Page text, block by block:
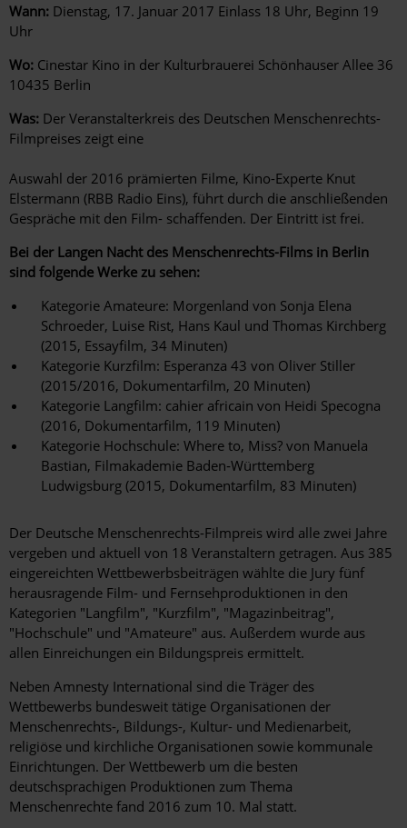
Wann: Dienstag, 17. Januar 2017 Einlass 18 Uhr, Beginn 19
Uhr
Wo: Cinestar Kino in der Kulturbrauerei Schönhauser Allee 36
10435 Berlin
Was: Der Veranstalterkreis des Deutschen Menschenrechts-
Filmpreises zeigt eine
Auswahl der 2016 prämierten Filme, Kino-Experte Knut
Elstermann (RBB Radio Eins), führt durch die anschließenden
Gespräche mit den Film- schaffenden. Der Eintritt ist frei.
Bei der Langen Nacht des Menschenrechts-Films in Berlin
sind folgende Werke zu sehen:
Kategorie Amateure: Morgenland von Sonja Elena
Schroeder, Luise Rist, Hans Kaul und Thomas Kirchberg
(2015, Essayfilm, 34 Minuten)
Kategorie Kurzfilm: Esperanza 43 von Oliver Stiller
(2015/2016, Dokumentarfilm, 20 Minuten)
Kategorie Langfilm: cahier africain von Heidi Specogna
(2016, Dokumentarfilm, 119 Minuten)
Kategorie Hochschule: Where to, Miss? von Manuela
Bastian, Filmakademie Baden‐Württemberg
Ludwigsburg (2015, Dokumentarfilm, 83 Minuten)
Der Deutsche Menschenrechts-Filmpreis wird alle zwei Jahre
vergeben und aktuell von 18 Veranstaltern getragen. Aus 385
eingereichten Wettbewerbsbeiträgen wählte die Jury fünf
herausragende Film- und Fernsehproduktionen in den
Kategorien "Langfilm", "Kurzfilm", "Magazinbeitrag",
"Hochschule" und "Amateure" aus. Außerdem wurde aus
allen Einreichungen ein Bildungspreis ermittelt.
Neben Amnesty International sind die Träger des
Wettbewerbs bundesweit tätige Organisationen der
Menschenrechts-, Bildungs-, Kultur- und Medienarbeit,
religiöse und kirchliche Organisationen sowie kommunale
Einrichtungen. Der Wettbewerb um die besten
deutschsprachigen Produktionen zum Thema
Menschenrechte fand 2016 zum 10. Mal statt.